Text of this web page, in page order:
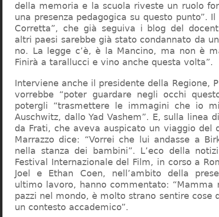
della memoria e la scuola riveste un ruolo
una presenza pedagogica su questo punto”.
Corretta”, che già seguiva i blog del
altri paesi sarebbe già stato condannato da
no. La legge c’è, è la Mancino, ma non è
Finirà a tarallucci e vino anche questa volta”.
Interviene anche il presidente della Regione,
vorrebbe “poter guardare negli occhi
potergli “trasmettere le immagini che io
Auschwitz, dallo Yad Vashem”. E, sulla linea
da Frati, che aveva auspicato un viaggio del
Marrazzo dice: “Vorrei che lui andasse a
nella stanza dei bambini”. L’eco della
Festival Internazionale del Film, in corso a
Joel e Ethan Coen, nell’ambito della
ultimo lavoro, hanno commentato: “Mamma
pazzi nel mondo, è molto strano sentire cose
un contesto accademico”.